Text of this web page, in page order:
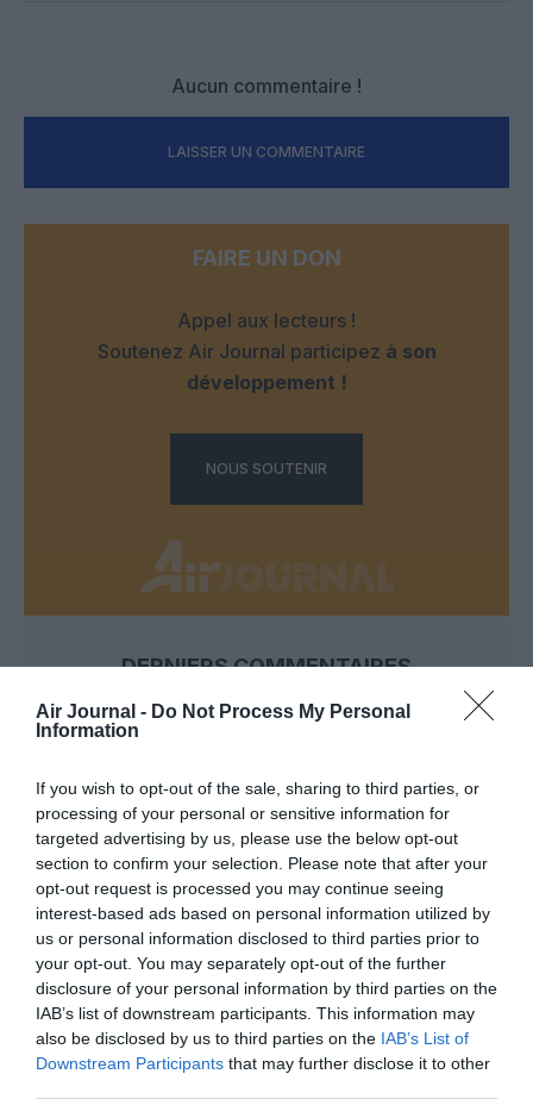
Air Journal - Do Not Process My Personal
Information
If you wish to opt-out of the sale, sharing to third parties, or
processing of your personal or sensitive information for
targeted advertising by us, please use the below opt-out
section to confirm your selection. Please note that after your
opt-out request is processed you may continue seeing
interest-based ads based on personal information utilized by
us or personal information disclosed to third parties prior to
your opt-out. You may separately opt-out of the further
disclosure of your personal information by third parties on the
IAB’s list of downstream participants. This information may
also be disclosed by us to third parties on the IAB’s List of
Downstream Participants that may further disclose it to other
Aucun commentaire !
LAISSER UN COMMENTAIRE
FAIRE UN DON
Appel aux lecteurs !
Soutenez Air Journal participez à son
développement !
NOUS SOUTENIR
DERNIERS COMMENTAIRES
Pointe‑à‑Pitre – Panama City : Air France ouvre un pont
aérien vers l’Amérique latine
SERGE13a commenté l'article :
A380 de Lufthansa : les « vrais » sièges hublot en
classe Affaires deviennent payants